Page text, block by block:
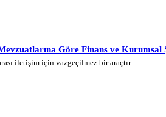
Göre Finans ve
iletişim için vazgeçilmez bir araçtır.…